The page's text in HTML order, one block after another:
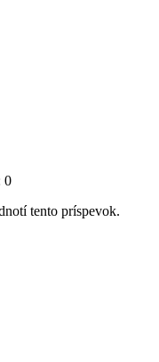
0
tento príspevok.